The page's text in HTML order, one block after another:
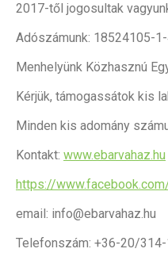
2017-től jogosultak
Adószámunk: 18524105-1-
Menhelyünk Közhasznú
Kérjük, támogassátok kis
Minden kis adomány
Kontakt: www.ebarvahaz.hu
https://
email: info@ebarvahaz.hu
Telefonszám: +36-20/314-